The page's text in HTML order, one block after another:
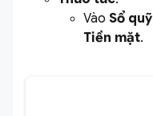
Vào Sổ quỹ
Tiền mặt.